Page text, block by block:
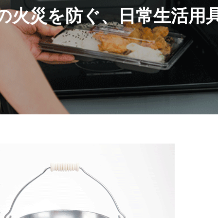
火災を防ぐ、日常生活用